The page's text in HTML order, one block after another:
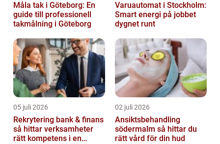
Måla tak i Göteborg: En
guide till professionell
takmålning i Göteborg
Varuautomat i Stockholm:
Smart energi på jobbet
dygnet runt
05 juli 2026
Rekrytering bank & finans
så hittar verksamheter
rätt kompetens i en
02 juli 2026
Ansiktsbehandling
södermalm så hittar du
rätt vård för din hud